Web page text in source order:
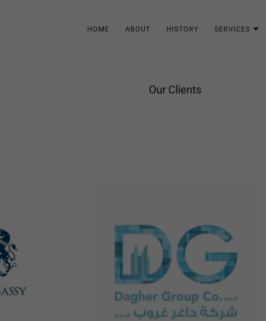
HOME ABOUT HISTORY SERVICES
Our Clients